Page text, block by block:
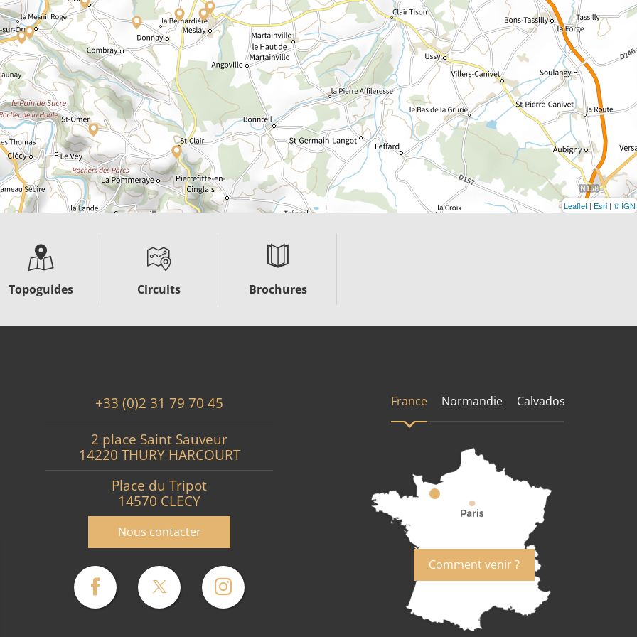
Leaflet | Esri | © IGN
Topoguides Circuits Brochures
+33 (0)2 31 79 70 45
2 place Saint Sauveur
14220 THURY HARCOURT
Place du Tripot
14570 CLECY
Nous contacter
France Normandie Calvados
Comment venir ?